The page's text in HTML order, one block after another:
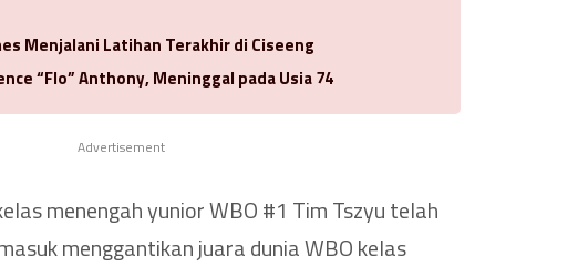
Menjalani Latihan Terakhir di Ciseeng
“Flo” Anthony, Meninggal pada Usia 74
Advertisement
menengah yunior WBO #1 Tim Tszyu telah
menggantikan juara dunia WBO kelas